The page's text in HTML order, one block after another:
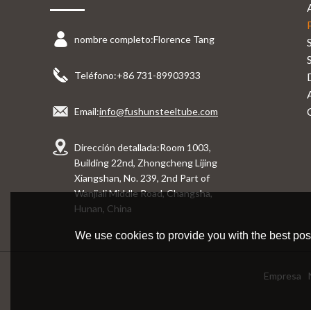
nombre completo:Florence Tang
Teléfono:+86 731-89903933
Email:info@fushunsteeltube.com
Dirección detallada:Room 1003,
Building 22nd, Zhongcheng Lijing
Xiangshan, No. 239, 2nd Part of
Wanjiali Middle Road, Changsha,
Hunan, China
Empresa
We use cookies to provide you with the best